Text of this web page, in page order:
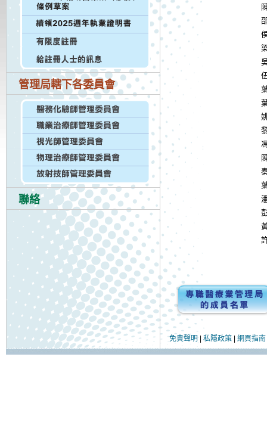
管理局轄下各委員會
聯絡
免責聲明| 私隱政策 網頁指南